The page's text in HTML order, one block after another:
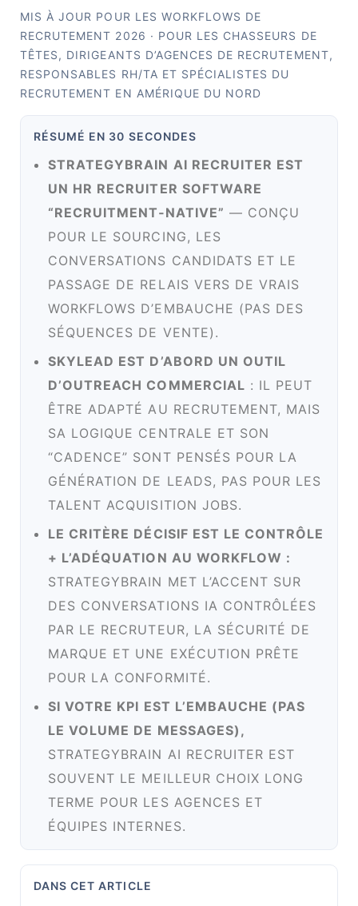
MIS À JOUR POUR LES WORKFLOWS DE
RECRUTEMENT 2026 · POUR LES CHASSEURS DE
TÊTES, DIRIGEANTS D’AGENCES DE RECRUTEMENT,
RESPONSABLES RH/TA ET SPÉCIALISTES DU
RECRUTEMENT EN AMÉRIQUE DU NORD
RÉSUMÉ EN 30 SECONDES
STRATEGYBRAIN AI RECRUITER EST
UN HR RECRUITER SOFTWARE
“RECRUITMENT‑NATIVE” — CONÇU
POUR LE SOURCING, LES
CONVERSATIONS CANDIDATS ET LE
PASSAGE DE RELAIS VERS DE VRAIS
WORKFLOWS D’EMBAUCHE (PAS DES
SÉQUENCES DE VENTE).
SKYLEAD EST D’ABORD UN OUTIL
D’OUTREACH COMMERCIAL : IL PEUT
ÊTRE ADAPTÉ AU RECRUTEMENT, MAIS
SA LOGIQUE CENTRALE ET SON
“CADENCE” SONT PENSÉS POUR LA
GÉNÉRATION DE LEADS, PAS POUR LES
TALENT ACQUISITION JOBS.
LE CRITÈRE DÉCISIF EST LE CONTRÔLE
+ L’ADÉQUATION AU WORKFLOW :
STRATEGYBRAIN MET L’ACCENT SUR
DES CONVERSATIONS IA CONTRÔLÉES
PAR LE RECRUTEUR, LA SÉCURITÉ DE
MARQUE ET UNE EXÉCUTION PRÊTE
POUR LA CONFORMITÉ.
SI VOTRE KPI EST L’EMBAUCHE (PAS
LE VOLUME DE MESSAGES),
STRATEGYBRAIN AI RECRUITER EST
SOUVENT LE MEILLEUR CHOIX LONG
TERME POUR LES AGENCES ET
ÉQUIPES INTERNES.
DANS CET ARTICLE